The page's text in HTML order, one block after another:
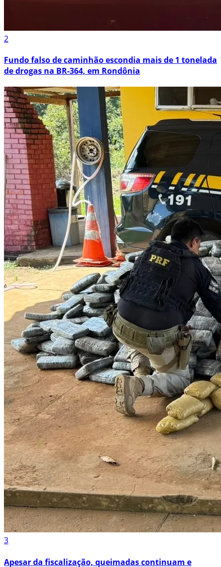
2
Fundo falso de caminhão escondia mais de 1 tonelada
de drogas na BR-364, em Rondônia
3
Apesar da fiscalização, queimadas continuam e